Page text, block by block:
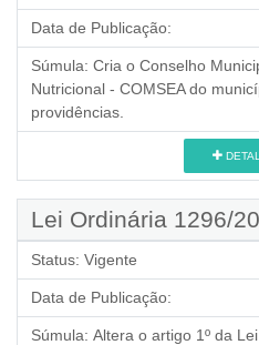
Data de Publicação:
Súmula: Cria o Conselho
Nutricional - COMSEA do
providências.
Lei Ordinária 1296/
Status: Vigente
Data de Publicação:
Súmula: Altera o artigo 1º da